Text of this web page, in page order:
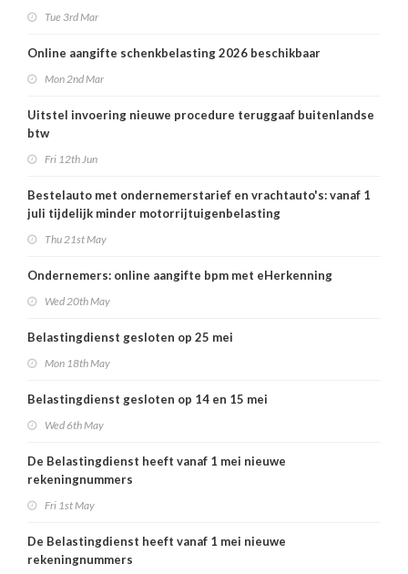
Tue 3rd Mar
Online aangifte schenkbelasting 2026 beschikbaar
Mon 2nd Mar
Uitstel invoering nieuwe procedure teruggaaf buitenlandse
btw
Fri 12th Jun
Bestelauto met ondernemerstarief en vrachtauto's: vanaf 1
juli tijdelijk minder motorrijtuigenbelasting
Thu 21st May
Ondernemers: online aangifte bpm met eHerkenning
Wed 20th May
Belastingdienst gesloten op 25 mei
Mon 18th May
Belastingdienst gesloten op 14 en 15 mei
Wed 6th May
De Belastingdienst heeft vanaf 1 mei nieuwe
rekeningnummers
Fri 1st May
De Belastingdienst heeft vanaf 1 mei nieuwe
rekeningnummers